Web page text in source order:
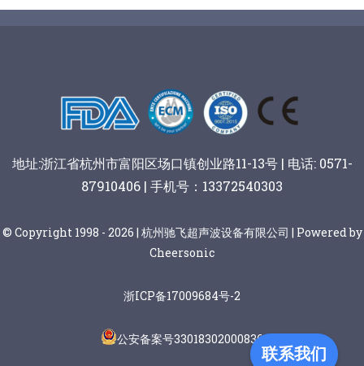
地址:浙江省杭州市富阳区场口镇创业路11-13号 | 电话: 0571-
87910406 | 手机号：13372540303
© Copyright 1998 - 2026 | 杭州驰飞超声波设备有限公司 | Powered by
Cheersonic
浙ICP备17009684号-2
公安备案号33018302000836
联系我们